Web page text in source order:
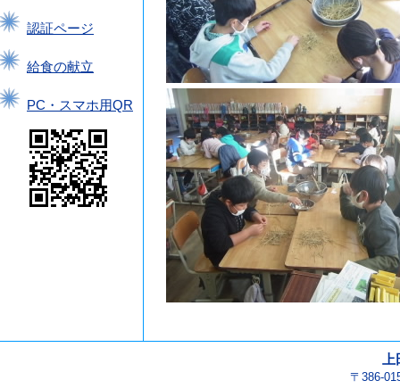
認証ページ
給食の献立
PC・スマホ用QR
〒386-